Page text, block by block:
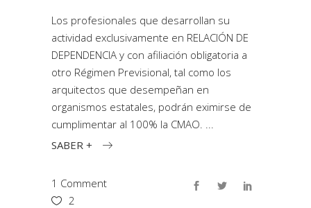
Los profesionales que desarrollan su
actividad exclusivamente en RELACIÓN DE
DEPENDENCIA y con afiliación obligatoria a
otro Régimen Previsional, tal como los
arquitectos que desempeñan en
organismos estatales, podrán eximirse de
cumplimentar al 100% la CMAO.
SABER +
1 Comment
2